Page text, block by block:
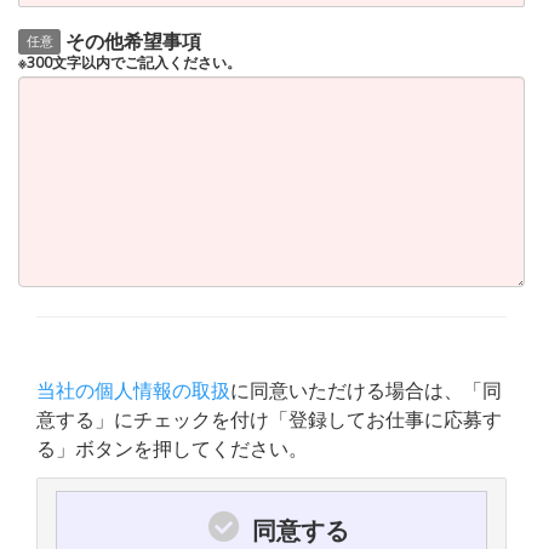
任意 その他希望事項
※300文字以内でご記入ください。
当社の個人情報の取扱に同意いただける場合は、「同
意する」にチェックを付け「登録してお仕事に応募す
る」ボタンを押してください。
同意する